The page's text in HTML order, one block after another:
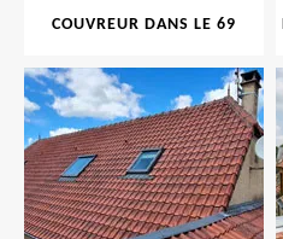
COUVREUR DANS LE 69